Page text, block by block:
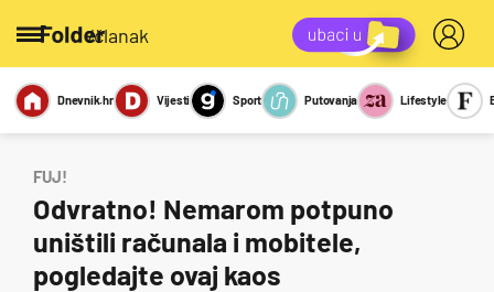
/članak
Miks Kviz
Report
Sexy
Dnevnik.hr Vijesti Sport Putovanja Lifestyle
FUJ!
Odvratno! Nemarom potpuno
uništili računala i mobitele,
pogledajte ovaj kaos